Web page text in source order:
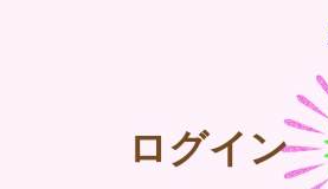
ログイン